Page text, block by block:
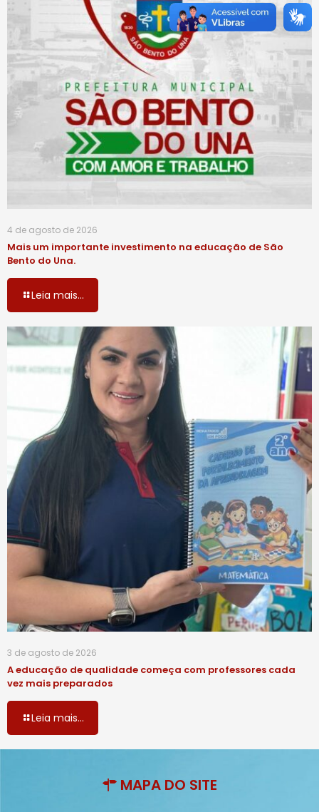
4 de agosto de 2026
Mais um importante investimento na educação de São
Bento do Una.
Leia mais...
3 de agosto de 2026
A educação de qualidade começa com professores cada
vez mais preparados
Leia mais...
MAPA DO SITE